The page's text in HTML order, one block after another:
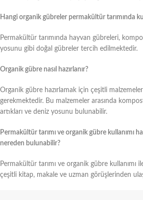
Hangi organik gübreler permakültür tarımında
Permakültür tarımında hayvan gübreleri,
yosunu gibi doğal gübreler tercih edilmektedir.
Organik gübre nasıl hazırlanır?
Organik gübre hazırlamak için çeşitli
gerekmektedir. Bu malzemeler arasında
artıkları ve deniz yosunu bulunabilir.
Permakültür tarımı ve organik gübre kullanımı
nereden bulunabilir?
Permakültür tarımı ve organik gübre kullanımı
çeşitli kitap, makale ve uzman görüşlerinden